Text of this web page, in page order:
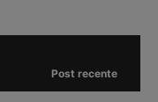
Post recente